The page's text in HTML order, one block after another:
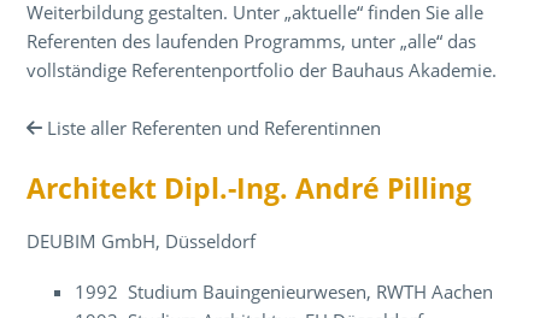
Weiterbildung gestalten. Unter „aktuelle“ finden Sie alle
Referenten des laufenden Programms, unter „alle“ das
vollständige Referentenportfolio der Bauhaus Akademie.
Liste aller Referenten und Referentinnen
Architekt Dipl.-Ing. André Pilling
DEUBIM GmbH, Düsseldorf
1992 Studium Bauingenieurwesen, RWTH Aachen